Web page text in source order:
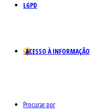
LGPD
ACESSO À INFORMAÇÃO
Procurar por